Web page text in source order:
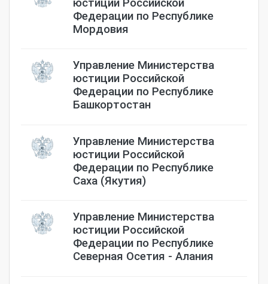
Федерации по Республике
Мордовия
Управление Министерства
юстиции Российской
Федерации по Республике
Башкортостан
Управление Министерства
юстиции Российской
Федерации по Республике
Саха (Якутия)
Управление Министерства
юстиции Российской
Федерации по Республике
Северная Осетия - Алания